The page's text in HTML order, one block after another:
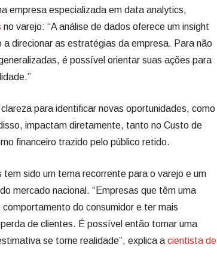
empresa especializada em data analytics,
no varejo: “A análise de dados oferece um insight
direcionar as estratégias da empresa. Para não
é possível orientar suas ações para
para identificar novas oportunidades, como
impactam diretamente, tanto no Custo de
financeiro trazido pelo público retido.
sido um tema recorrente para o varejo e um
mercado nacional. “Empresas que têm uma
do consumidor e ter mais
de clientes. É possível então tomar uma
se torne realidade”, explica a cientista de